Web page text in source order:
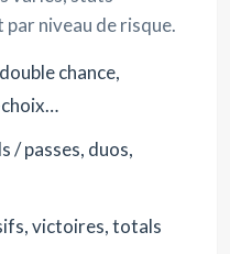
par niveau de risque.
chance,
/ passes, duos,
victoires, totals